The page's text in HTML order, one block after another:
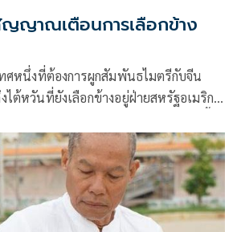
ญาณเตือนการเลือกข้าง
ศหนึ่งที่ต้องการผูกสัมพันธไมตรีกับจีน
ต้หวันที่ยังเลือกข้างอยู่ฝ่ายสหรัฐอเมริกา